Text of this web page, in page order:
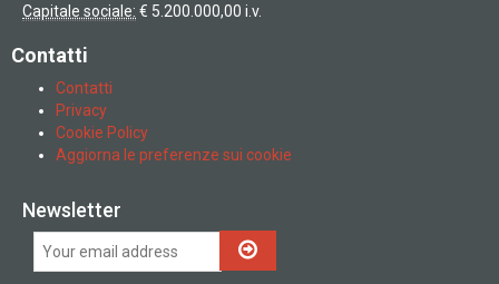
Capitale sociale: € 5.200.000,00 i.v.
Contatti
Contatti
Privacy
Cookie Policy
Aggiorna le preferenze sui cookie
Newsletter